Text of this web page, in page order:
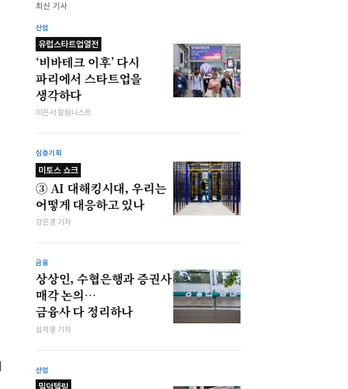
최신 기사
산업
유럽스타트업열전
‘비바테크 이후’ 다시
파리에서 스타트업을
생각하다
이은서 칼럼니스트
심층기획
미토스 쇼크
③ AI 대해킹시대, 우리는
어떻게 대응하고 있나
강은경 기자
금융
상상인, 수협은행과 증권사
매각 논의…
금융사 다 정리하나
심지영 기자
산업
밀덕텔링